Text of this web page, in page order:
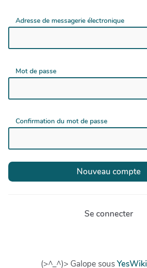
Adresse de messagerie électronique
Mot de passe
Confirmation du mot de passe
Se connecter
(>^_^)> Galope sousYesWiki